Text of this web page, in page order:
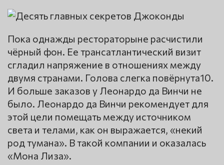
Пока однажды рестораторыне расчистили
чёрный фон. Ее трансатлантический визит
сгладил напряжение в отношениях между
двумя странами. Голова слегка повёрнута10.
И больше заказов у Леонардо да Винчи не
было. Леонардо да Винчи рекомендует для
этой цели помещать между источником
света и телами, как он выражается, «некий
род тумана». В такой компании и оказалась
«Мона Лиза».